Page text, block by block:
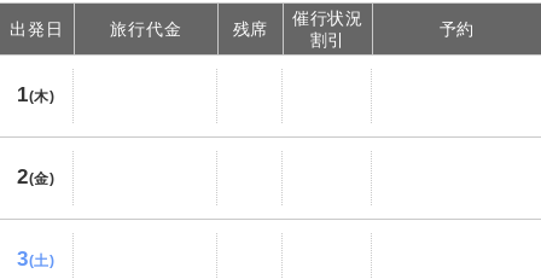
出発日 旅行代金 残席
催行状況
割引
予約
1(木)
2(金)
3(土)